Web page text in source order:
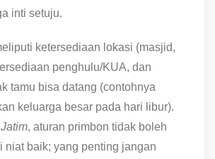
inti setuju.
ketersediaan lokasi (masjid,
penghulu/KUA, dan
tamu bisa datang (contohnya
keluarga besar pada hari libur).
, aturan primbon tidak boleh
niat baik; yang penting jangan